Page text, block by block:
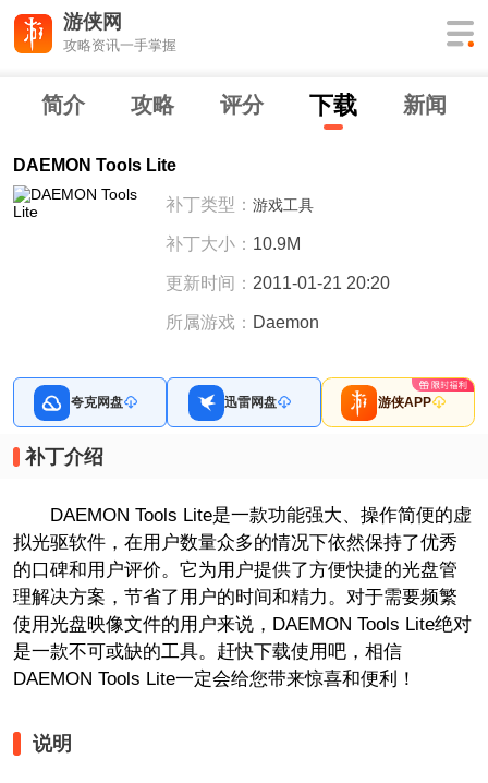
游侠网
攻略资讯一手掌握
简介 攻略 评分 下载 新闻
DAEMON Tools Lite
补丁类型：游戏工具
补丁大小： 10.9M
更新时间： 2011-01-21 20:20
所属游戏： Daemon
夸克网盘 迅雷网盘 游侠APP
补丁介绍
DAEMON Tools Lite是一款功能强大、操作简便的虚
拟光驱软件，在用户数量众多的情况下依然保持了优秀
的口碑和用户评价。它为用户提供了方便快捷的光盘管
理解决方案，节省了用户的时间和精力。对于需要频繁
使用光盘映像文件的用户来说，DAEMON Tools Lite绝对
是一款不可或缺的工具。赶快下载使用吧，相信
DAEMON Tools Lite一定会给您带来惊喜和便利！
说明